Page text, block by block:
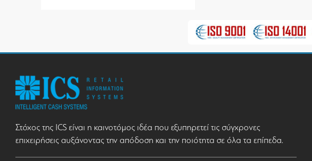
Στόχος της ICS είναι η καινοτόμος ιδέα που εξυπηρετεί τις σύγχρονες
επιχειρήσεις αυξάνοντας την απόδοση και την ποιότητα σε όλα τα επίπεδα.